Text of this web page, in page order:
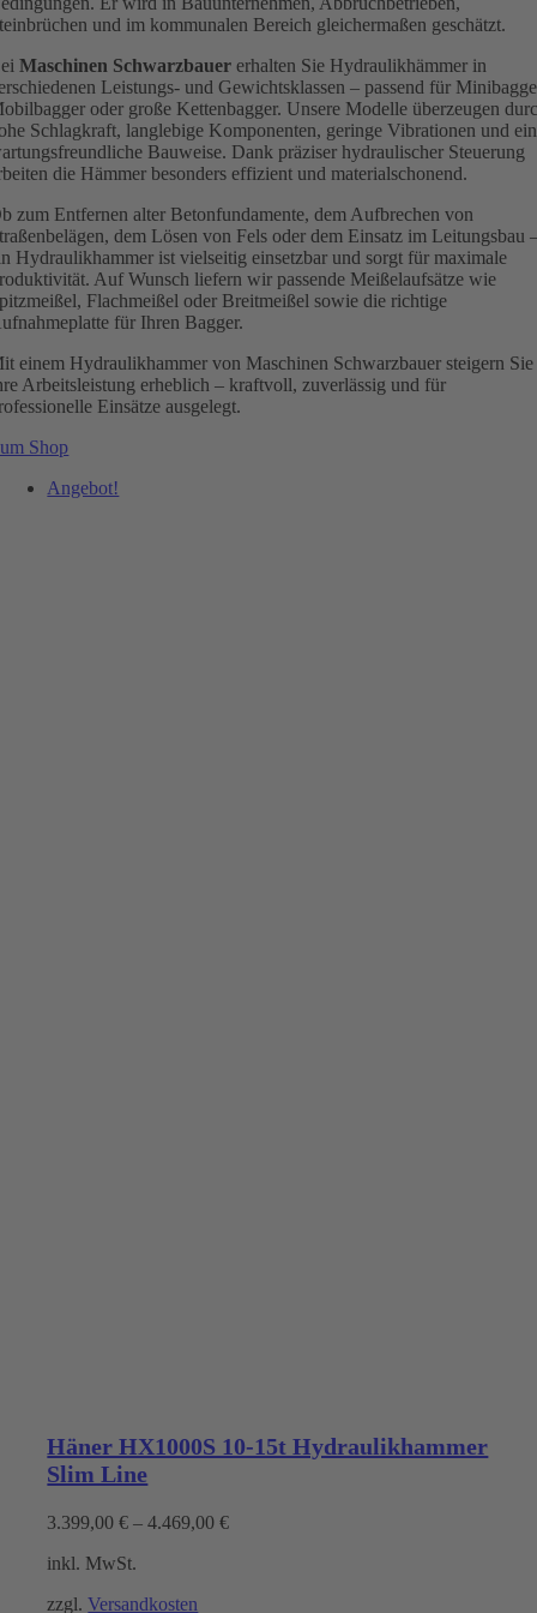
und im kommunalen Bereich gleichermaßen geschätzt.
Maschinen Schwarzbauer erhalten Sie Hydraulikhämmer in
Leistungs- und Gewichtsklassen – passend für
oder große Kettenbagger. Unsere Modelle überzeugen
Schlagkraft, langlebige Komponenten, geringe Vibrationen und
Bauweise. Dank präziser hydraulischer Steuerung
die Hämmer besonders effizient und materialschonend.
zum Entfernen alter Betonfundamente, dem Aufbrechen von
dem Lösen von Fels oder dem Einsatz im Leitungsbau
Hydraulikhammer ist vielseitig einsetzbar und sorgt für maximale
Auf Wunsch liefern wir passende Meißelaufsätze wie
Flachmeißel oder Breitmeißel sowie die richtige
für Ihren Bagger.
einem Hydraulikhammer von Maschinen Schwarzbauer steigern Sie
Arbeitsleistung erheblich – kraftvoll, zuverlässig und für
Einsätze ausgelegt.
Shop
Angebot!
Häner HX1000S 10-15t Hydraulikhammer
Slim Line
3.399,00€ –4.469,00€
inkl. MwSt.
zzgl.Versandkosten